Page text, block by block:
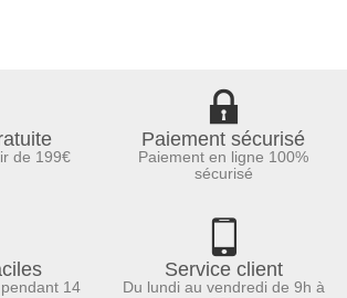
de 199€
Paiement sécurisé
Paiement en ligne 100%
sécurisé
14
Service client
Du lundi au vendredi de 9h à